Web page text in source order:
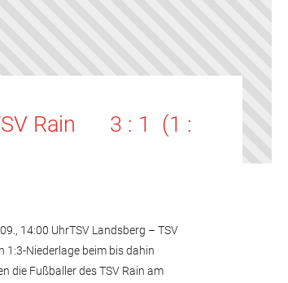
Rain 3 : 1 (1 :
14:00 UhrTSV Landsberg – TSV
Niederlage beim bis dahin
die Fußballer des TSV Rain am